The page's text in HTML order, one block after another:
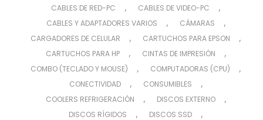
CABLES DE RED-PC , CABLES DE VIDEO-PC ,
CABLES Y ADAPTADORES VARIOS , CÁMARAS ,
CARGADORES DE CELULAR , CARTUCHOS PARA EPSON ,
CARTUCHOS PARA HP , CINTAS DE IMPRESIÓN ,
COMBO (TECLADO Y MOUSE) , COMPUTADORAS (CPU) ,
CONECTIVIDAD , CONSUMIBLES ,
COOLERS REFRIGERACIÓN , DISCOS EXTERNO ,
DISCOS RÍGIDOS , DISCOS SSD ,